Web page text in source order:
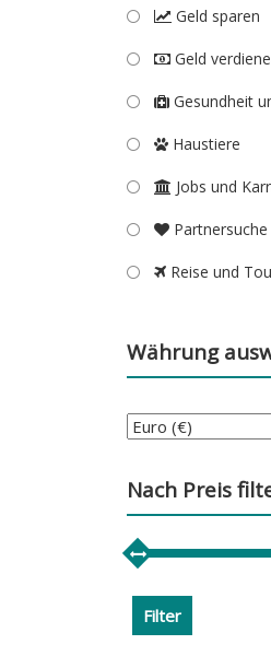
Geld sparen
Geld
Gesundheit
Haustiere
Jobs und
Reise und
Währung
Nach Preis
Filter